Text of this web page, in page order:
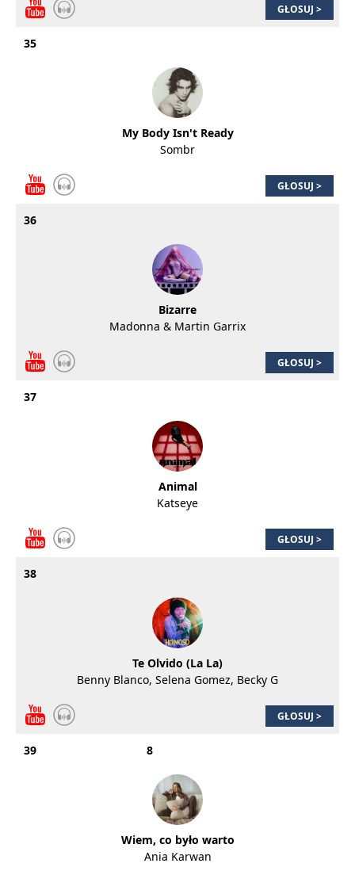
GŁOSUJ >
35
My Body Isn't Ready
Sombr
GŁOSUJ >
36
Bizarre
Madonna & Martin Garrix
GŁOSUJ >
37
Animal
Katseye
GŁOSUJ >
38
Te Olvido (La La)
Benny Blanco, Selena Gomez, Becky G
GŁOSUJ >
39 8
Wiem, co było warto
Ania Karwan